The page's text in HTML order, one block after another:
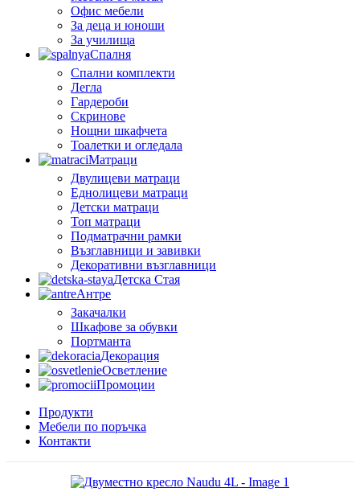
Офис мебели
За деца и юноши
За училища
Спалня
Спални комплекти
Легла
Гардероби
Скринове
Нощни шкафчета
Тоалетки и огледала
Матраци
Двулицеви матраци
Еднолицеви матраци
Детски матраци
Топ матраци
Подматрачни рамки
Възглавници и завивки
Декоративни възглавници
Детска Стая
Антре
Закачалки
Шкафове за обувки
Портманта
Декорация
Осветление
Промоции
Продукти
Мебели по поръчка
Контакти